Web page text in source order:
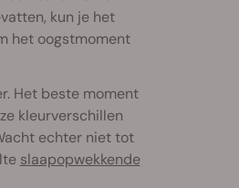
kun je het
het oogstmoment
Het beste moment
kleurverschillen
echter niet tot
slaapopwekkende